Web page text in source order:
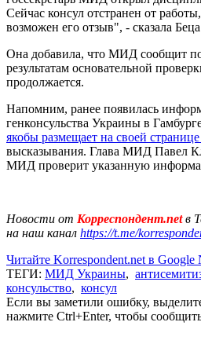
Сейчас консул отстранен от
возможен его отзыв", - сказала
Она добавила, что МИД сообщит
результатам основательной
продолжается.
Напомним, ранее появилась
генконсульства Украины в
якобы размещает на своей
высказывания. Глава МИД Павел
МИД проверит указанную
Новости от Корреспондент.netв
на наш канал https://t.me/
Читайте Korrespondent.net в Google
ТЕГИ: МИД Украины,
консульство, консул
Если вы заметили ошибку,
нажмите Ctrl+Enter, чтобы